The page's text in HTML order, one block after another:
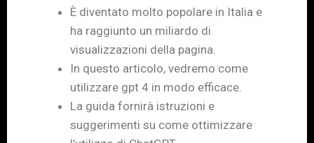
È diventato molto popolare in Italia e
ha raggiunto un miliardo di
visualizzazioni della pagina.
In questo articolo, vedremo come
utilizzare gpt 4 in modo efficace.
La guida fornirà istruzioni e
suggerimenti su come ottimizzare